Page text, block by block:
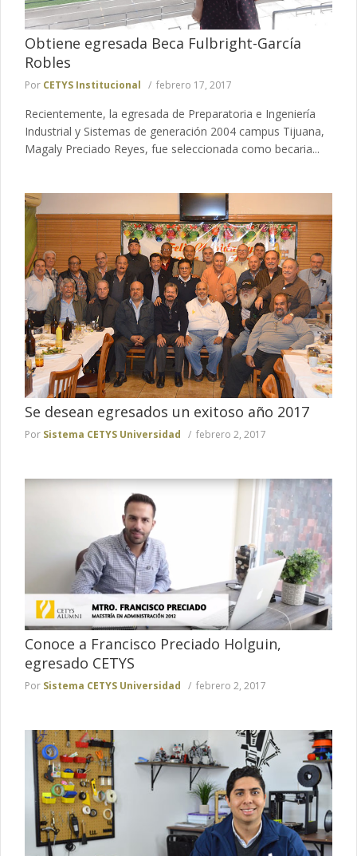
Obtiene egresada Beca Fulbright-García
Robles
Por CETYS Institucional febrero 17, 2017
Recientemente, la egresada de Preparatoria e Ingeniería
Industrial y Sistemas de generación 2004 campus Tijuana,
Magaly Preciado Reyes, fue seleccionada como becaria...
Se desean egresados un exitoso año 2017
Por Sistema CETYS Universidad febrero 2, 2017
Conoce a Francisco Preciado Holguin,
egresado CETYS
Por Sistema CETYS Universidad febrero 2, 2017